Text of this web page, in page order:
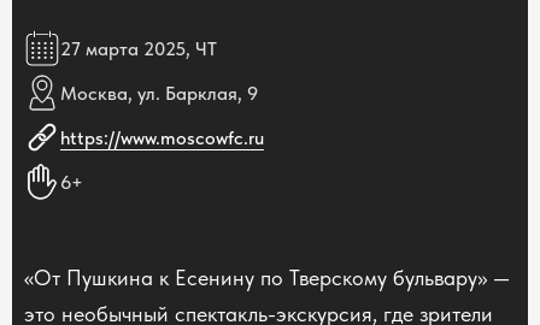
27 марта 2025, ЧТ
Москва, ул. Барклая, 9
https://www.moscowfc.ru
6+
«От Пушкина к Есенину по Тверскому бульвару» —
это необычный спектакль-экскурсия, где зрители